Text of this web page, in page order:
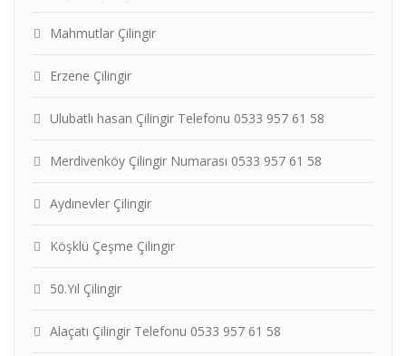
Mahmutlar Çilingir
Erzene Çilingir
Ulubatlı hasan Çilingir Telefonu 0533 957 61 58
Merdivenköy Çilingir Numarası 0533 957 61 58
Aydınevler Çilingir
Köşklü Çeşme Çilingir
50.Yıl Çilingir
Alaçatı Çilingir Telefonu 0533 957 61 58